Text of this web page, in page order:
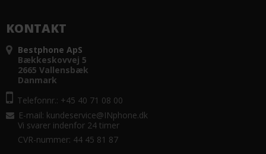
KONTAKT
Bestphone ApS
Bækkeskovvej 5
2665 Vallensbæk
Danmark
Telefonnr.: +45 40 71 08 00
E-mail: kundeservice@INphone.dk
Vi svarer indenfor 24 timer
CVR-nummer: 44 45 81 87